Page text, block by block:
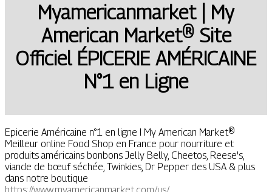
Myameri­can­mar­ket | My
American Market® Site
Officiel ÉPICERIE AMÉRICAINE
N°1 en Ligne
Epicerie Américaine n°1 en ligne I My American Market®
Meilleur online Food Shop en France pour nourriture et
produits américains bonbons Jelly Belly, Cheetos, Reese's,
viande de bœuf séchée, Twinkies, Dr Pepper des USA & plus
dans notre boutique